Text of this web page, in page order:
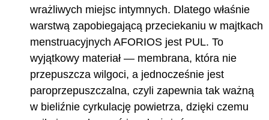
wrażliwych miejsc intymnych. Dlatego właśnie
warstwą zapobiegającą przeciekaniu w majtkach
menstruacyjnych AFORIOS jest PUL. To
wyjątkowy materiał — membrana, która nie
przepuszcza wilgoci, a jednocześnie jest
paroprzepuszczalna, czyli zapewnia tak ważną
w bieliźnie cyrkulację powietrza, dzięki czemu